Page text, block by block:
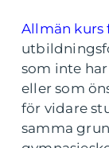
Allmän kurs
som inte
eller som
för vidare
samma